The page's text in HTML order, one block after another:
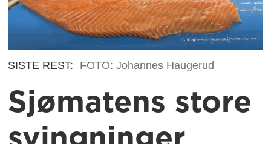
SISTE REST: FOTO: Johannes Haugerud
Sjømatens store